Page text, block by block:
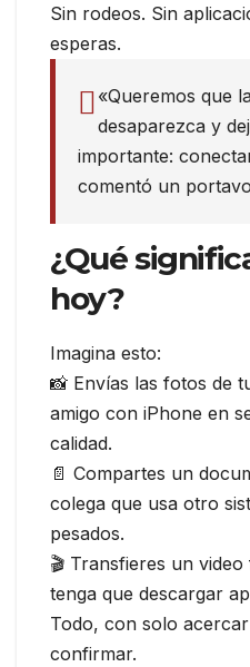
Sin rodeos. Sin
esperas.
«Queremos que
desaparezca y
importante:
comentó un
¿Qué
hoy?
Imagina esto:
📸 Envías las fotos de
amigo con iPhone en
calidad.
📄 Compartes un
colega que usa otro
pesados.
🎬 Transfieres un
tenga que descargar
Todo, con solo
confirmar.